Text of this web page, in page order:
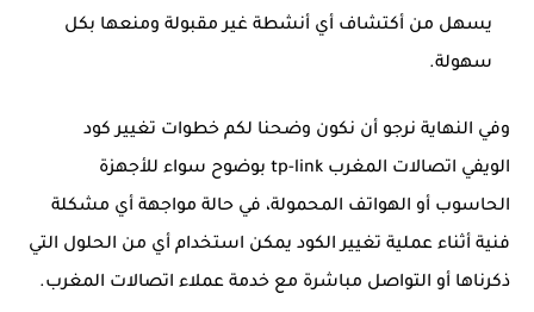
يسهل من أكتشاف أي أنشطة غير مقبولة ومنعها بكل
سهولة.
وفي النهاية نرجو أن نكون وضحنا لكم خطوات تغيير كود
الويفي اتصالات المغرب
tp-link بوضوح سواء للأجهزة
الحاسوب أو الهواتف المحمولة، في حالة مواجهة أي مشكلة
فنية أثناء عملية تغيير الكود يمكن استخدام أي من الحلول التي
ذكرناها أو التواصل مباشرة مع خدمة عملاء اتصالات المغرب.